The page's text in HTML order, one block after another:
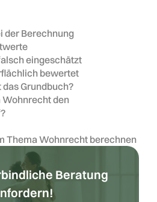
der Berechnung
eingeschätzt
bewertet
Grundbuch?
den
Thema Wohnrecht berechnen
Beratung